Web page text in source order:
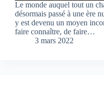
Le monde auquel tout un
désormais passé à une ère
y est devenu un moyen
faire connaître, de faire…
3 mars 2022